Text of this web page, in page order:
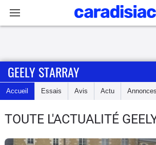
Accueil
Actu
Essais
GEELY STARRAY
Accueil Essais Avis Actu Annonces
TOUTE L'ACTUALITÉ